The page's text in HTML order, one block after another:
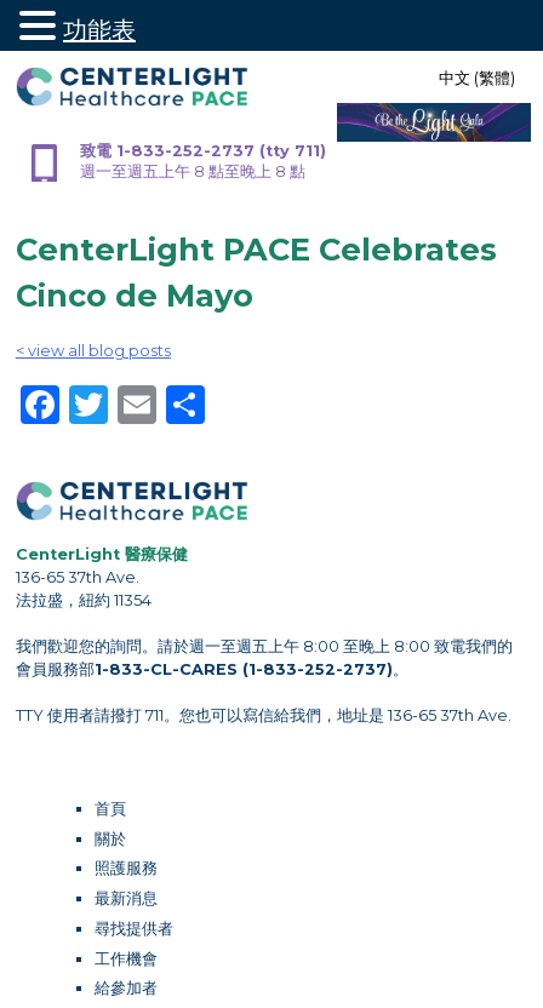
致電 1-833-252-2737 (tty 711)
週一至週五上午 8 點至晚上 8 點
中文 (繁體)
CenterLight PACE Celebrates
Cinco de Mayo
< view all blog posts
Facebook
Twitter
EmailShare
CenterLight 醫療保健
136-65 37th Ave.
法拉盛，紐約 11354
我們歡迎您的詢問。請於週一至週五上午 8:00 至晚上 8:00 致電我們的
會員服務部1-833-CL-CARES (1-833-252-2737)。
TTY 使用者請撥打 711。您也可以寫信給我們，地址是 136-65 37th Ave.
首頁
關於
照護服務
最新消息
尋找提供者
工作機會
給參加者
功能表